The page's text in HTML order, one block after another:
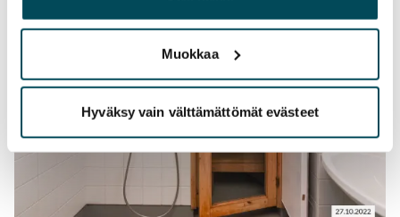
palvelujaan.
Muokkaa
Hyväksy vain välttämättömät evästeet